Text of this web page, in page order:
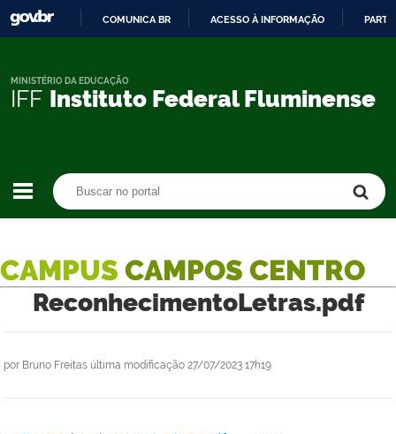
CONTEÚDO
COMUNICA BR ACESSO À INFORMAÇÃO
IFF Instituto Federal Fluminense
MINISTÉRIO DA EDUCAÇÃO
CAMPUS CAMPOS CENTRO
ReconhecimentoLetras.pdf
por Bruno Freitas última modificação 27/07/2023 17h19